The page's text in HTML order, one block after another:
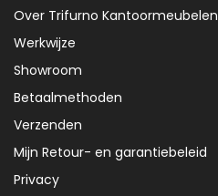
Over Trifurno Kantoormeubelen
Werkwijze
Showroom
Betaalmethoden
Verzenden
Mijn Retour- en garantiebeleid
Privacy